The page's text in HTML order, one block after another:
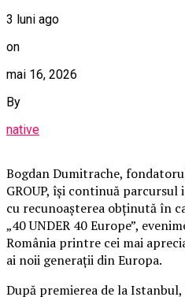
3 luni ago
on
mai 16, 2026
By
native
Bogdan Dumitrache,
GROUP, își continuă
cu recunoașterea obținută în
„40 UNDER 40 Europe”,
România printre cei mai
ai noii generații din Europa.
După premierea de la